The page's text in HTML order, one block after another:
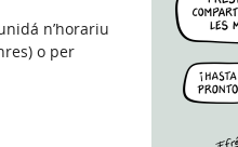
n’horariu
o per